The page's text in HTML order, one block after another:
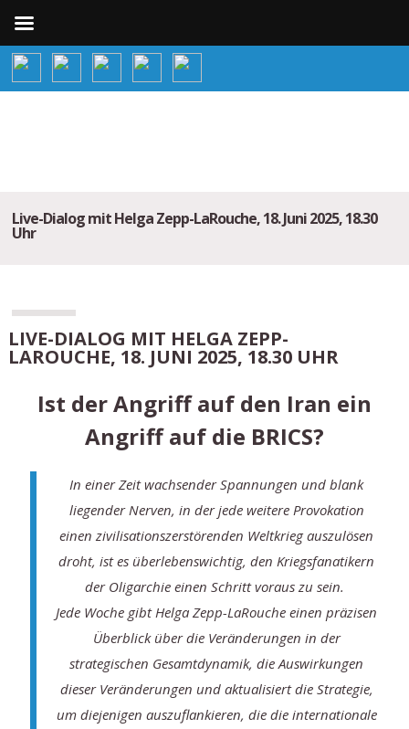
Live-Dialog mit Helga Zepp-LaRouche, 18. Juni 2025, 18.30
Uhr
LIVE-DIALOG MIT HELGA ZEPP-
LAROUCHE, 18. JUNI 2025, 18.30 UHR
Ist der Angriff auf den Iran ein
Angriff auf die BRICS?
In einer Zeit wachsender Spannungen und blank
liegender Nerven, in der jede weitere Provokation
einen zivilisationszerstörenden Weltkrieg auszulösen
droht, ist es überlebenswichtig, den Kriegsfanatikern
der Oligarchie einen Schritt voraus zu sein.
Jede Woche gibt Helga Zepp-LaRouche einen präzisen
Überblick über die Veränderungen in der
strategischen Gesamtdynamik, die Auswirkungen
dieser Veränderungen und aktualisiert die Strategie,
um diejenigen auszuflankieren, die die internationale